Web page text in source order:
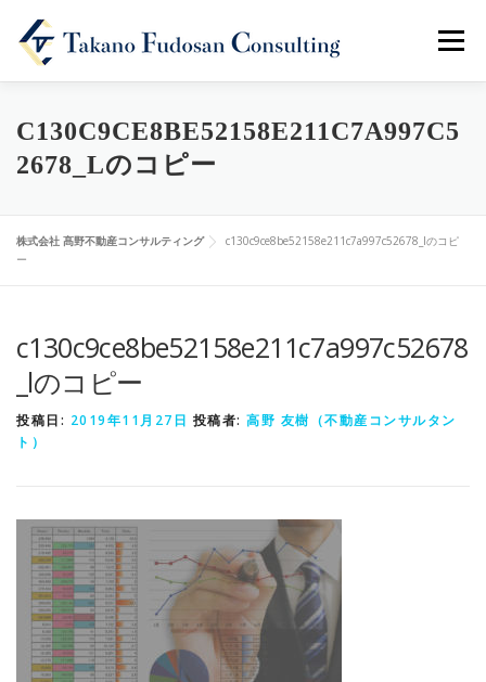
メニュ
ホーム 会社概要 事業内容 不動産記事
C130C9CE8BE52158E211C7A997C5
2678_Lのコピー
株式会社 髙野不動産コンサルティング
c130c9ce8be52158e211c7a997c52678_lのコピ
ー
c130c9ce8be52158e211c7a997c52678
_lのコピー
投稿日: 2019年11月27日 投稿者: 高野 友樹（不動産コンサルタン
ト）